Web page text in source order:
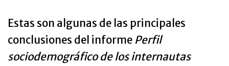
Estas son algunas de las principales
conclusiones del informe Perfil
sociodemográfico de los internautas